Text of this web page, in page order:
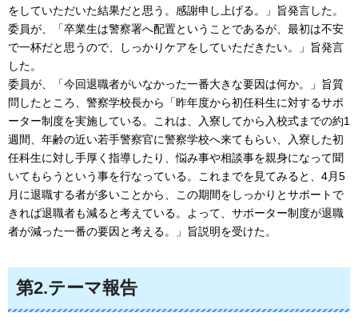
をしていただいた結果だと思う。感謝申し上げる。」旨発言した。
委員が、「卒業生は警察署へ配置ということであるが、最初は不安
で一杯だと思うので、しっかりケアをしていただきたい。」旨発言
した。
委員が、「今回退職者がいなかった一番大きな要因は何か。」旨質
問したところ、警察学校長から「昨年度から初任科生に対するサポ
ーター制度を実施している。これは、入寮してから入校式までの約1
週間、年齢の近い若手警察官に警察学校へ来てもらい、入寮した初
任科生に対し手厚く指導したり、悩み事や相談事を親身になって聞
いてもらうという事を行なっている。これまでを見てみると、4月5
月に退職する者が多いことから、この期間をしっかりとサポートで
きれば退職者も減ると考えている。よって、サポーター制度が退職
者が減った一番の要因と考える。」旨説明を受けた。
第2.テーマ報告